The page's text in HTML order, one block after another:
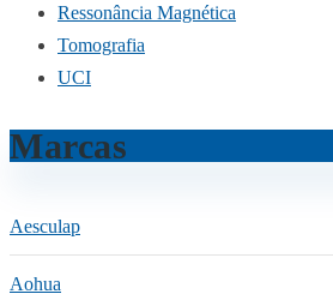
Ressonância Magnética
Tomografia
UCI
Marcas
Aesculap
Aohua